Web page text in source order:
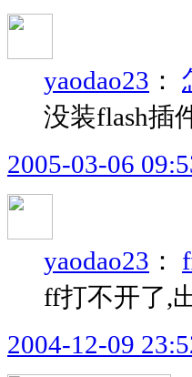
yaodao23 ：
没装flash插
2005-03-06
yaodao23 ：
ff打不开了,
2004-12-09